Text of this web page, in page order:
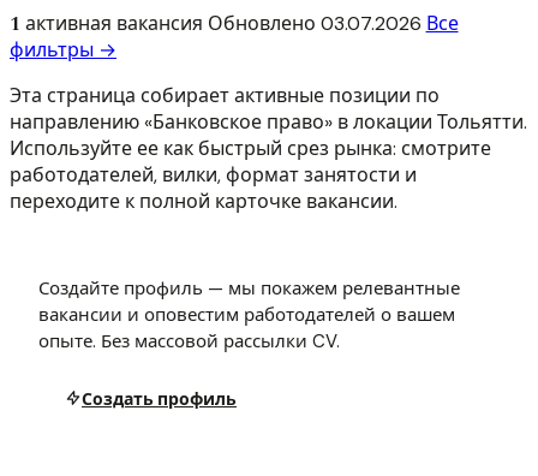
1 активная вакансия Обновлено 03.07.2026 Все
фильтры →
Эта страница собирает активные позиции по
направлению «Банковское право» в локации Тольятти.
Используйте ее как быстрый срез рынка: смотрите
работодателей, вилки, формат занятости и
переходите к полной карточке вакансии.
Создайте профиль — мы покажем релевантные
вакансии и оповестим работодателей о вашем
опыте. Без массовой рассылки CV.
Создать профиль